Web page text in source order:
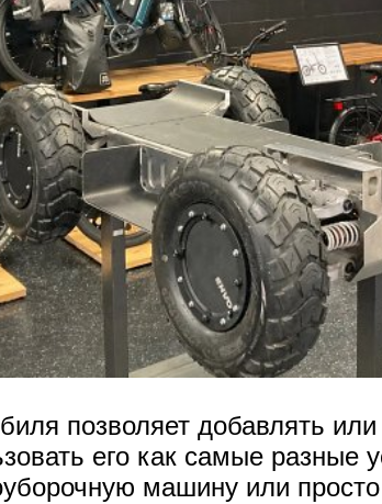
позволяет добавлять
его как самые разные
машину или